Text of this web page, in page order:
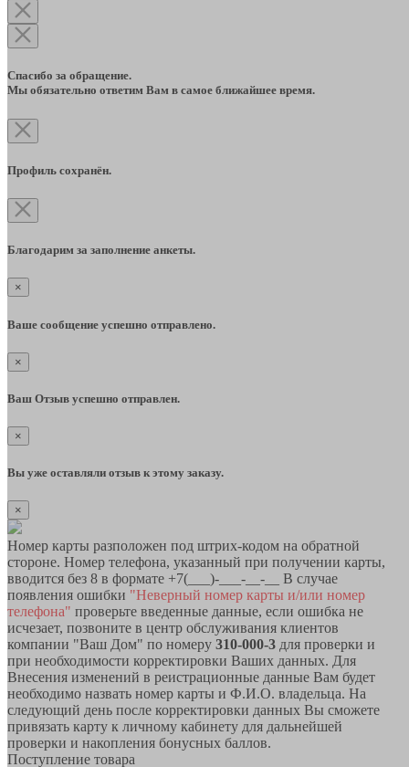
Спасибо за обращение.
Мы обязательно ответим Вам в самое ближайшее время.
Профиль сохранён.
Благодарим за заполнение анкеты.
×
Ваше сообщение успешно отправлено.
×
Ваш Отзыв успешно отправлен.
×
Вы уже оставляли отзыв к этому заказу.
×
Номер карты разположен под штрих-кодом на обратной
стороне. Номер телефона, указанный при получении карты,
вводится без 8 в формате +7(___)-___-__-__ В случае
появления ошибки "Неверный номер карты и/или номер
телефона" проверьте введенные данные, если ошибка не
исчезает, позвоните в центр обслуживания клиентов
компании "Ваш Дом" по номеру 310-000-3 для проверки и
при необходимости корректировки Ваших данных. Для
Внесения изменений в реистрационные данные Вам будет
необходимо назвать номер карты и Ф.И.О. владельца. На
следующий день после корректировки данных Вы сможете
привязать карту к личному кабинету для дальнейшей
проверки и накопления бонусных баллов.
Поступление товара